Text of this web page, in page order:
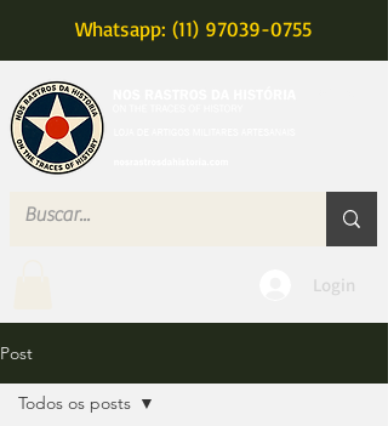
Whatsapp: (11) 97039-0755
Login
Post
Todos os posts